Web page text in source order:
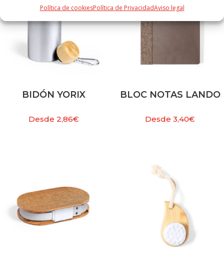
Política de cookiesPolítica de PrivacidadAviso legal
BIDÓN YORIX
Desde2,86€
BLOC NOTAS LANDO
Desde3,40€